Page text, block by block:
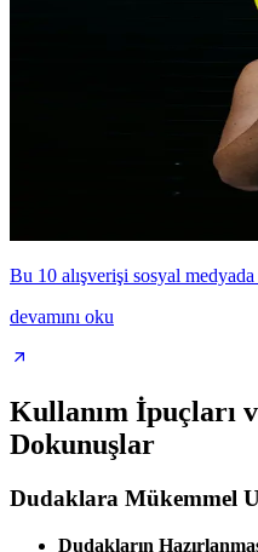
Bu 10 alışverişi sosyal
devamını oku
Kullanım İpuçları
Dokunuşlar
Dudaklara Mükemmel
Dudakların